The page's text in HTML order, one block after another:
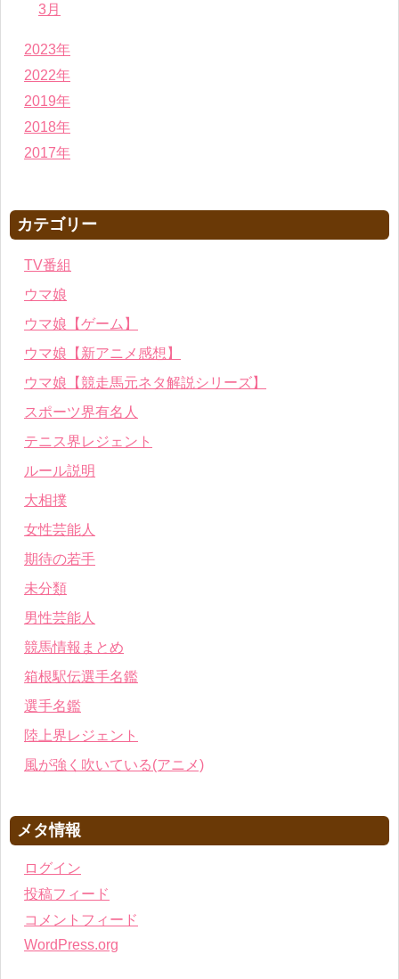
3月
2023年
2022年
2019年
2018年
2017年
カテゴリー
TV番組
ウマ娘
ウマ娘【ゲーム】
ウマ娘【新アニメ感想】
ウマ娘【競走馬元ネタ解説シリーズ】
スポーツ界有名人
テニス界レジェント
ルール説明
大相撲
女性芸能人
期待の若手
未分類
男性芸能人
競馬情報まとめ
箱根駅伝選手名鑑
選手名鑑
陸上界レジェント
風が強く吹いている(アニメ)
メタ情報
ログイン
投稿フィード
コメントフィード
WordPress.org